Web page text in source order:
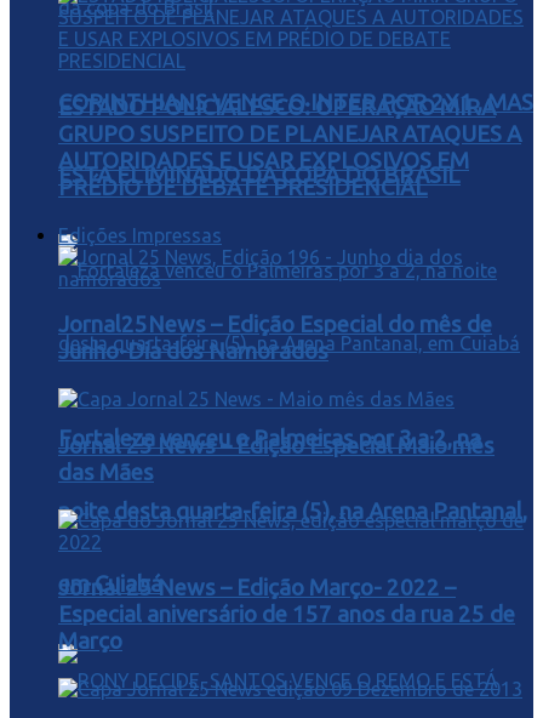
CORINTHIANS VENCE O INTER POR 2X1 , MAS
ESTA ELIMINADO DA COPA DO BRASIL
Fortaleza venceu o Palmeiras por 3 a 2, na
noite desta quarta-feira (5), na Arena Pantanal,
em Cuiabá
ESTADO POLICIALESCO: OPERAÇÃO MIRA
GRUPO SUSPEITO DE PLANEJAR ATAQUES A
AUTORIDADES E USAR EXPLOSIVOS EM
PRÉDIO DE DEBATE PRESIDENCIAL
Edições Impressas
Jornal25News – Edição Especial do mês de
Junho-Dia dos Namorados
Jornal 25 News – Edição Especial Maio mês
das Mães
Jornal 25 News – Edição Março- 2022 –
Especial aniversário de 157 anos da rua 25 de
Março